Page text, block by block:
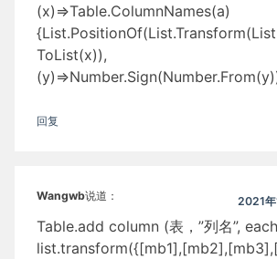
(x)=>Table.ColumnNames(a)
ToList(x)),
回复
Wangwb说道： 2021
Table.add column (表，”列名”, each